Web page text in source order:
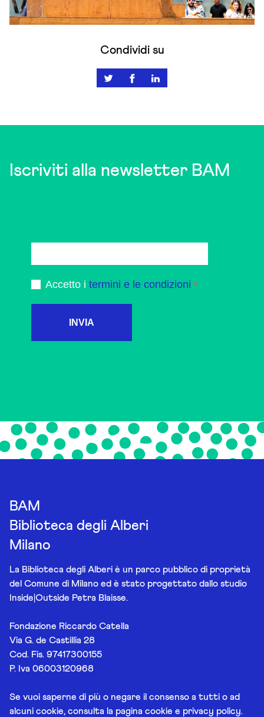
Condividi su
Iscriviti alla newsletter BAM
Accetto i termini e le condizioni
INVIA
BAM
Biblioteca degli Alberi
Milano
La Biblioteca degli Alberi è un parco pubblico di proprietà
del Comune di Milano ed è stato progettato dallo studio
Inside|Outside Petra Blaisse.
Fondazione Riccardo Catella
Via G. de Castillia 28
Cod. Fis. 97417300155
P. Iva 06003120968
Se vuoi saperne di più o negare il consenso a tutti o ad
alcuni cookie, consulta la pagina cookie e privacy policy.